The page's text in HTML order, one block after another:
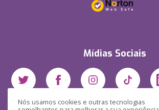
Nós usamos cookies e outras tecnologias
Mídias Sociais